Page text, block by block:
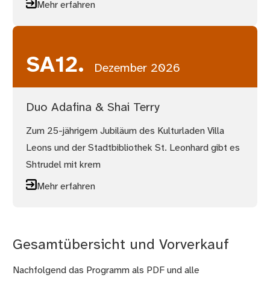
Mehr erfahren
SA12. Dezember 2026
Duo Adafina & Shai Terry
Zum 25-jährigem Jubiläum des Kulturladen Villa
Leons und der Stadtbibliothek St. Leonhard gibt es
Shtrudel mit krem
Mehr erfahren
Gesamtübersicht und Vorverkauf
Nachfolgend das Programm als PDF und alle